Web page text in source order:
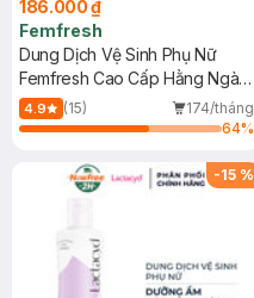
186.000 ₫
Femfresh
Dung Dịch Vệ Sinh Phụ Nữ
Femfresh Cao Cấp Hằng Ngày
250ml
4.9 (15)
174/tháng
64%
-15 %